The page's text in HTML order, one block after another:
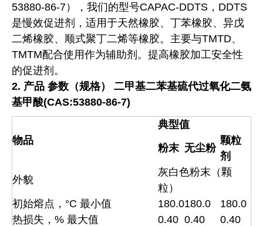
53880-86-7），我们的型号CAPAC-DDTS，DDTS
是慢效促进剂，适用于天然橡胶、丁苯橡胶、异戊
二烯橡胶、顺式聚丁二烯等橡胶。主要与TMTD、
TMTM配合使用作为辅助剂。提高橡胶加工安全性
的促进剂。
2. 产品 参数（规格） 二甲基二苯基硫代过氧化二氨
基甲酸(CAS:53880-86-7)
物品
典型值
粉末 无尘粉
颗粒
剂
外貌
灰白色粉末（颗
粒）
初始熔点，°C 最小值
180.0180.0
180.0
热损失，% 最大值
0.40 0.40
0.40